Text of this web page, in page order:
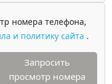
номера телефона,
и политику сайта .
Запросить
просмотр номера